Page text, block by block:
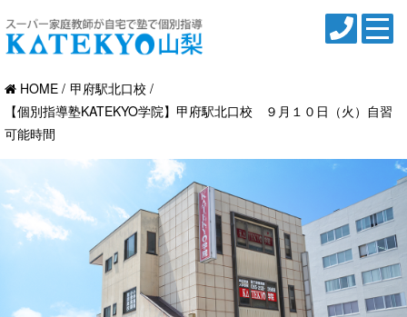
HOME
甲府駅北口校
【個別指導塾KATEKYO学院】甲府駅北口校 ９月１０日（火）自習
可能時間